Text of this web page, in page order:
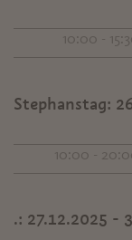
10:00 -
Stephanstag:
10:00 -
.: 27.12.2025 -